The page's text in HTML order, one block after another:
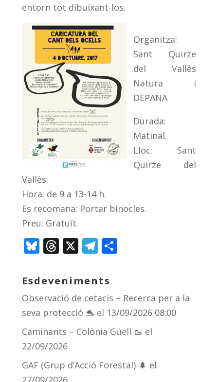
entorn tot dibuixant-los.
Organitza:
Sant Quirze
del Vallès
Natura i
DEPANA
Durada:
Matinal.
Lloc: Sant
Quirze del
Vallès.
Hora: de 9 a 13-14 h.
Es recomana: Portar binocles.
Preu: Gratuït
Bl
e
sk
y
T
re
a
d
s
X T
e
gr
a
m
C
p
ar
te
ix
Esdeveniments
Observació de cetacis – Recerca per a la
seva protecció 🐬 el 13/09/2026 08:00
Caminants – Colònia Güell 🥾 el
22/09/2026
GAF (Grup d’Acció Forestal) 🌲 el
27/09/2026